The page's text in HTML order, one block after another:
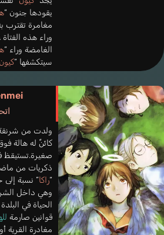
يقودها جنون “
مغامرة تقترب
وراء هذه
الغامضة وراء “
سيتكشفها “
ولدت من شرنقة
كائنٌ له هالة
صغيرة.تستيقظ
ذكريات من
“راكا” نسبة
وهي داخل
الحياة في
قوانين صارمة
مغادرة القرية